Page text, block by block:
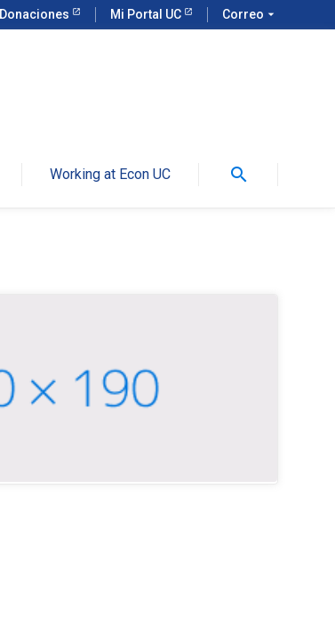
Donaciones Mi Portal UC Correo arrow_drop_down
Working at Econ UC search